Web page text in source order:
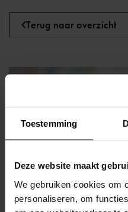
Toestemming
Deze website maakt
We gebruiken cookies om
personaliseren, om
Terug naar overzicht